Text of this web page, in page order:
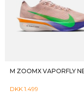
M ZOOM FLY ELIUD
DKK 999